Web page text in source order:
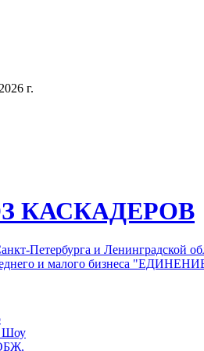
г.
КАСКАДЕРОВ
Петербурга и Ленинградской
и малого бизнеса
Шоу